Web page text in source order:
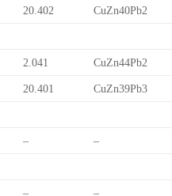
20.402 CuZn40Pb2
2.041 CuZn44Pb2
20.401 CuZn39Pb3
– –
– –